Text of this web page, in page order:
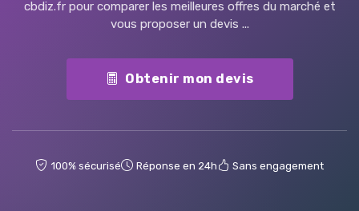
cbdiz.fr pour comparer les meilleures offres du marché et
vous proposer un devis ...
Obtenir mon devis
100% sécurisé Réponse en 24h Sans engagement